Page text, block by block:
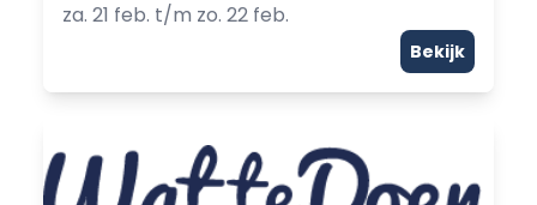
za. 21 feb. t/m zo. 22 feb.
Bekijk